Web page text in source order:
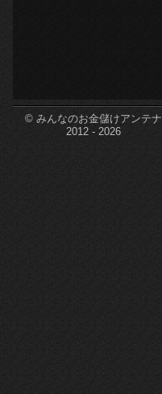
© みんなのお金儲けアンテナ
2012 - 2026